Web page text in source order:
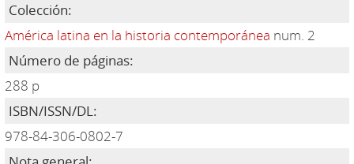
Colección:
América latina en la historia contemporánea num. 2
Número de páginas:
288 p
ISBN/ISSN/DL:
978-84-306-0802-7